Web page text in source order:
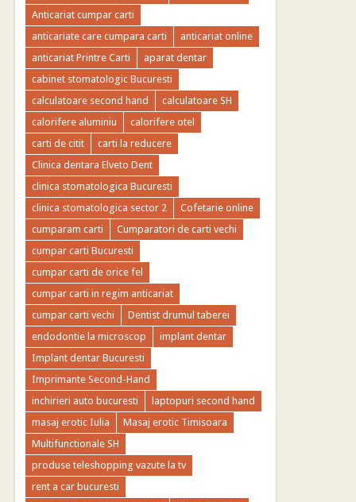
Anticariat cumpar carti
anticariate care cumpara carti
anticariat online
anticariat Printre Carti
aparat dentar
cabinet stomatologic Bucuresti
calculatoare second hand
calculatoare SH
calorifere aluminiu
calorifere otel
carti de citit
carti la reducere
Clinica dentara Elveto Dent
clinica stomatologica Bucuresti
clinica stomatologica sector 2
Cofetarie online
cumparam carti
Cumparatori de carti vechi
cumpar carti Bucuresti
cumpar carti de orice fel
cumpar carti in regim anticariat
cumpar carti vechi
Dentist drumul taberei
endodontie la microscop
implant dentar
Implant dentar Bucuresti
Imprimante Second-Hand
inchirieri auto bucuresti
laptopuri second hand
masaj erotic Iulia
Masaj erotic Timisoara
Multifunctionale SH
produse teleshopping vazute la tv
rent a car bucuresti